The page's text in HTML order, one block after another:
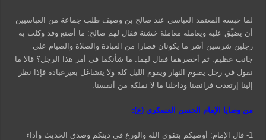
لما حبسه المعتمد العباسي عند صالح بن وصيف طلب جماعة من العباسيين
أن يضيِّق عليه ويعامله معاملة خشنة فقال لهم صالح: ما أصنع وقد وكلت به
رجلين شرسين أشر ما يكونان فصارا من العبادة والصلاة والصيام على
جانب عظيم. ثم أحضرهما فقال لهما: ما شأنكما في أمر هذا الرجل؟ قالا ما
نقول في رجل يصوم النهار ويقوم الليل كله ولا يتشاغل بغيرعبادة فإذا نظر
إلينا إرتعدت فرائصنا وداخلنا ما لا نملكه من أنفسنا.
من وصايا الإمام الحسن العسكري (ع):
1- قال الإمام: أوصيكم بتقوى الله والورع في دينكم وصدق الحديث وأداء